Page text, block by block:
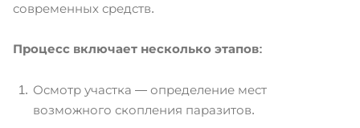
современных средств.
Процесс включает несколько этапов:
Осмотр участка — определение мест
возможного скопления паразитов.